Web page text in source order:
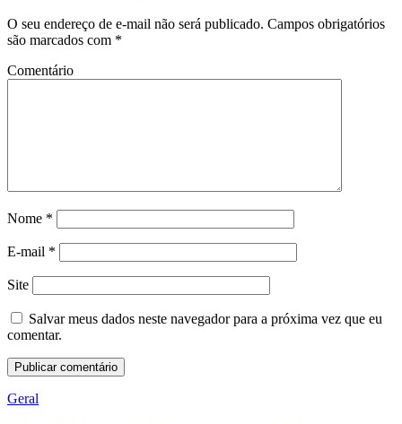
O seu endereço de e-mail não será publicado. Campos obrigatórios
são marcados com *
Comentário
Nome *
E-mail *
Site
Salvar meus dados neste navegador para a próxima vez que eu
comentar.
Geral